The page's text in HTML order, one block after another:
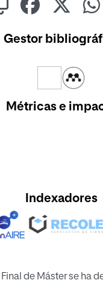
Gestor
Métricas e
Indexadores
Final de Máster se ha